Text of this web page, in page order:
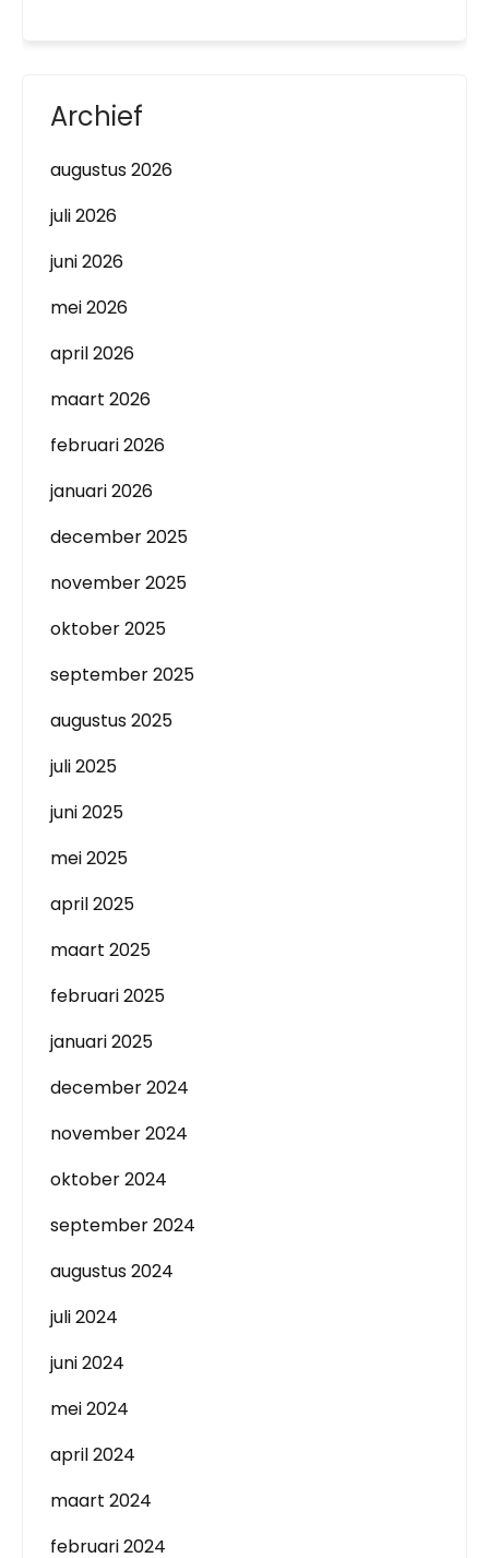
Archief
augustus 2026
juli 2026
juni 2026
mei 2026
april 2026
maart 2026
februari 2026
januari 2026
december 2025
november 2025
oktober 2025
september 2025
augustus 2025
juli 2025
juni 2025
mei 2025
april 2025
maart 2025
februari 2025
januari 2025
december 2024
november 2024
oktober 2024
september 2024
augustus 2024
juli 2024
juni 2024
mei 2024
april 2024
maart 2024
februari 2024